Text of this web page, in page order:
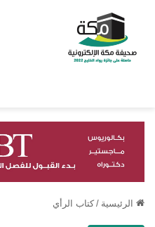
الرئيسية / كتاب الرأي